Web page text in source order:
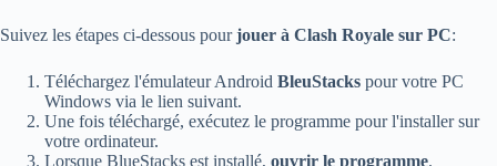
Suivez les étapes ci-dessous pourjouer à Clash Royale sur PC:
Téléchargez l'émulateur Android BleuStacks pour votre PC
Windows via le lien suivant.
Une fois téléchargé, exécutez le programme pour l'installer sur
votre ordinateur.
Lorsque BlueStacks est installé, ouvrir le programme.